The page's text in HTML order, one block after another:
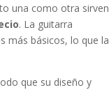
una como otra sirven
. La guitarra
más básicos, lo que la
que su diseño y